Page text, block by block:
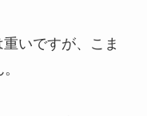
いですが、こま